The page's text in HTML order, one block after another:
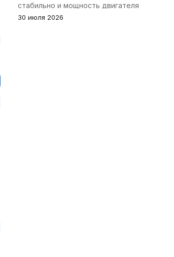
стабильно и мощность двигателя
заметно увеличилась. Рекомендую
30 июля 2026